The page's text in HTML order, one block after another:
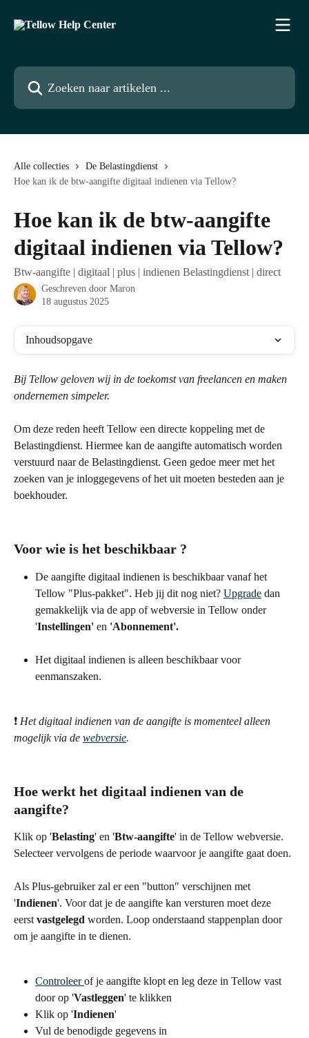
Zoeken naar artikelen ...
Alle collecties
De Belastingdienst
Hoe kan ik de btw-aangifte digitaal indienen via Tellow?
Hoe kan ik de btw-aangifte
digitaal indienen via Tellow?
Btw-aangifte | digitaal | plus | indienen Belastingdienst | direct
Geschreven door Maron
18 augustus 2025
Inhoudsopgave
Bij Tellow geloven wij in de toekomst van freelancen en maken
ondernemen simpeler.
Om deze reden heeft Tellow een directe koppeling met de
Belastingdienst. Hiermee kan de aangifte automatisch worden
verstuurd naar de Belastingdienst. Geen gedoe meer met het
zoeken van je inloggegevens of het uit moeten besteden aan je
boekhouder.
Voor wie is het beschikbaar ?
De aangifte digitaal indienen is beschikbaar vanaf het
Tellow "Plus-pakket". Heb jij dit nog niet? Upgrade dan
gemakkelijk via de app of webversie in Tellow onder
'Instellingen' en 'Abonnement'.
Het digitaal indienen is alleen beschikbaar voor
eenmanszaken.
❗️ Het digitaal indienen van de aangifte is momenteel alleen
mogelijk via de webversie.
Hoe werkt het digitaal indienen van de
aangifte?
Klik op 'Belasting' en 'Btw-aangifte' in de Tellow webversie.
Selecteer vervolgens de periode waarvoor je aangifte gaat doen.
Als Plus-gebruiker zal er een "button" verschijnen met
'Indienen'. Voor dat je de aangifte kan versturen moet deze
eerst vastgelegd worden. Loop onderstaand stappenplan door
om je aangifte in te dienen.
Controleer of je aangifte klopt en leg deze in Tellow vast
door op 'Vastleggen' te klikken
Klik op 'Indienen'
Vul de benodigde gegevens in